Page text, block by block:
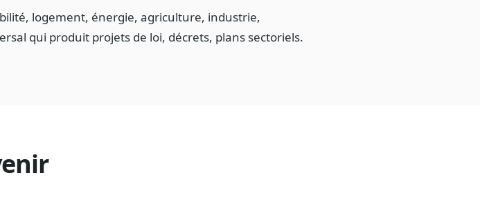
logement, énergie, agriculture, industrie,
qui produit projets de loi, décrets, plans sectoriels.